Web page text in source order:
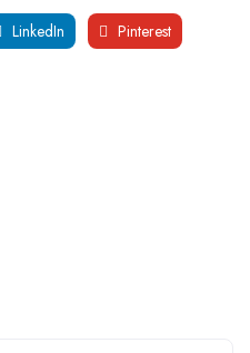
LinkedIn
Pinterest